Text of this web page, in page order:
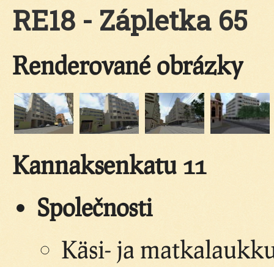
RE18 - Zápletka 65
Renderované obrázky
Kannaksenkatu 11
Společnosti
Käsi- ja